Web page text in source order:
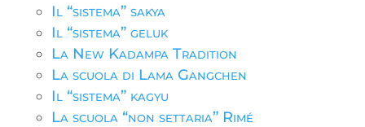
Il “sistema” sakya
Il “sistema” geluk
La New Kadampa Tradition
La scuola di Lama Gangchen
Il “sistema” kagyu
La scuola “non settaria” Rimé